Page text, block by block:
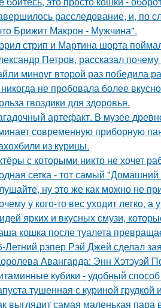
расследование, и, по
Брижит Макрон - Мужчина".
стрип и Мартина шорта
Петров, рассказал
миноуг второй раз победила
не пробовала более
гвоздики для здоровья.
артефакт. В музее
современную приборную
из курицы.
с которыми никто не хочет
сетка - тот самый
ну это же как можно не
у кого-то вес уходит легко, а
ярких и вкусных смузи,
кошка после туалета
Летний рэпер Рэй Джей сделал
Авангарда: Энн Хэтэуэй
кубики - удобный
тушенная с куриной
выглядит самая маленькая